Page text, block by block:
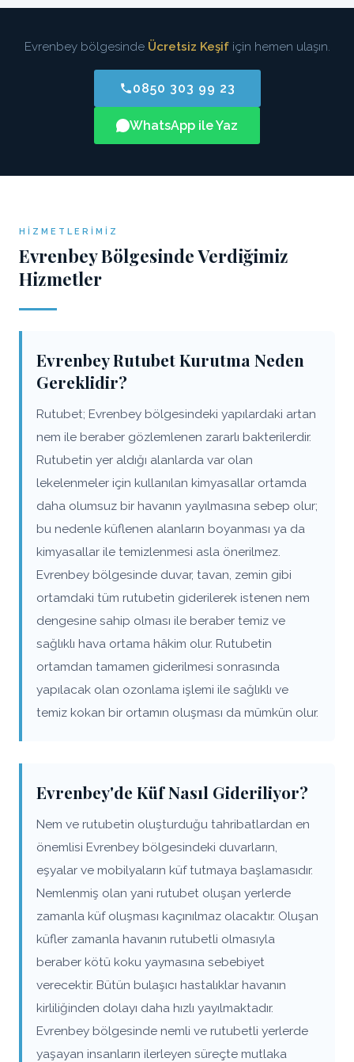
Evrenbey bölgesinde Ücretsiz Keşifiçin hemen ulaşın.
0850 303 99 23
WhatsApp ile Yaz
HIZMETLERIMIZ
Evrenbey Bölgesinde Verdiğimiz
Hizmetler
Evrenbey Rutubet Kurutma Neden
Gereklidir?
Rutubet; Evrenbey bölgesindeki yapılardaki artan
nem ile beraber gözlemlenen zararlı bakterilerdir.
Rutubetin yer aldığı alanlarda var olan
lekelenmeler için kullanılan kimyasallar ortamda
daha olumsuz bir havanın yayılmasına sebep olur;
bu nedenle küflenen alanların boyanması ya da
kimyasallar ile temizlenmesi asla önerilmez.
Evrenbey bölgesinde duvar, tavan, zemin gibi
ortamdaki tüm rutubetin giderilerek istenen nem
dengesine sahip olması ile beraber temiz ve
sağlıklı hava ortama hâkim olur. Rutubetin
ortamdan tamamen giderilmesi sonrasında
yapılacak olan ozonlama işlemi ile sağlıklı ve
temiz kokan bir ortamın oluşması da mümkün olur.
Evrenbey'de Küf Nasıl Gideriliyor?
Nem ve rutubetin oluşturduğu tahribatlardan en
önemlisi Evrenbey bölgesindeki duvarların,
eşyalar ve mobilyaların küf tutmaya başlamasıdır.
Nemlenmiş olan yani rutubet oluşan yerlerde
zamanla küf oluşması kaçınılmaz olacaktır. Oluşan
küfler zamanla havanın rutubetli olmasıyla
beraber kötü koku yaymasına sebebiyet
verecektir. Bütün bulaşıcı hastalıklar havanın
kirliliğinden dolayı daha hızlı yayılmaktadır.
Evrenbey bölgesinde nemli ve rutubetli yerlerde
yaşayan insanların ilerleyen süreçte mutlaka